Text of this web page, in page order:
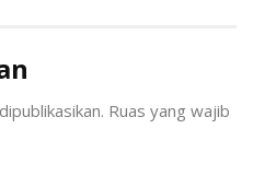
Ruas yang wajib